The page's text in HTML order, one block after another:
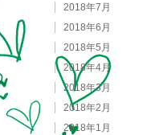
2018年7月
2018年6月
2018年5月
2018年4月
2018年3月
2018年2月
2018年1月